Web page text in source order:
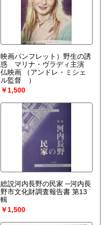
映画パンフレット）野生の誘
惑 マリナ・ヴラディ主演
仏映画
（アンドレ・ミシェ
ル監督 ）
￥1,500
総説河内長野の民家 ─河内長
野市文化財調査報告書 第13
輯
￥1,500